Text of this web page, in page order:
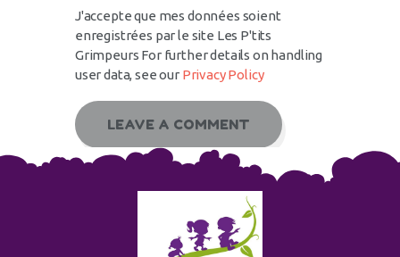
J'accepte que mes données soient
enregistrées par le site Les P'tits
Grimpeurs For further details on handling
user data, see our Privacy Policy